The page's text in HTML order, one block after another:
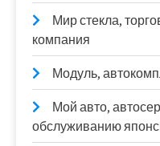
Мир стекла,
компания
Модуль,
Мой авто,
обслуживанию